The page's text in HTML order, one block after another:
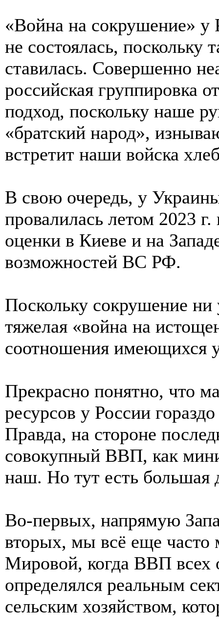
«Война на сокрушение» у
не состоялась, поскольку
ставилась. Совершенно
российская группировка
подход, поскольку наше
«братский народ»,
встретит наши войска
В свою очередь, у
провалилась летом 2023
оценки в Киеве и на
возможностей ВС РФ.
Поскольку сокрушение
тяжелая «война на
соотношения имеющихся
Прекрасно понятно, что
ресурсов у России
Правда, на стороне
совокупный ВВП, как
наш. Но тут есть большая
Во-первых, напрямую
вторых, мы всё еще часто
Мировой, когда ВВП
определялся реальным
сельским хозяйством,